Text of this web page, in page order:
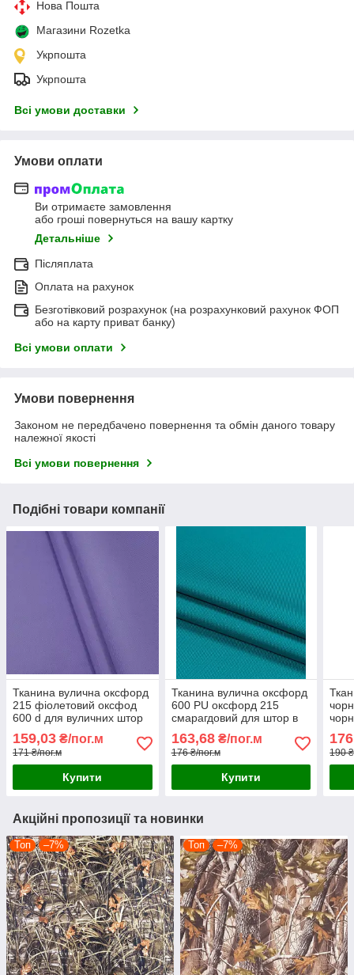
Нова Пошта
Магазини Rozetka
Укрпошта
Укрпошта
Всі умови доставки
Умови оплати
Ви отримаєте замовлення
або гроші повернуться на вашу картку
Детальніше
Післяплата
Оплата на рахунок
Безготівковий розрахунок (на розрахунковий рахунок ФОП
або на карту приват банку)
Всі умови оплати
Умови повернення
Законом не передбачено повернення та обмін даного товару
належної якості
Всі умови повернення
Подібні товари компанії
Тканина вулична оксфорд
215 фіолетовий оксфод
600 d для вуличних штор
чохлів парасольок
159,03 ₴/пог.м
171 ₴/пог.м
Купити
Тканина вулична оксфорд
600 PU оксфорд 215
смарагдовий для штор в
гойдалки маркіз
парасольок
163,68₴/пог.м
176 ₴/пог.м
Купити
190
Акційні пропозиції та новинки
Топ –7% Топ –7%